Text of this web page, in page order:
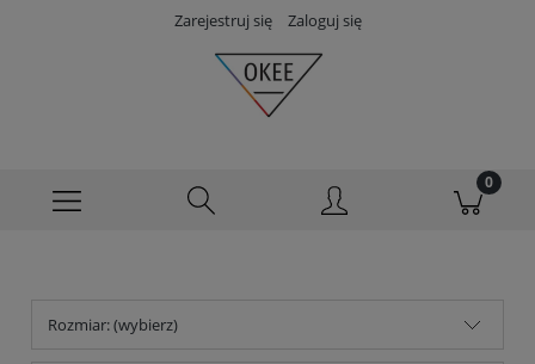
Zarejestruj się Zaloguj się
Rozmiar: (wybierz)